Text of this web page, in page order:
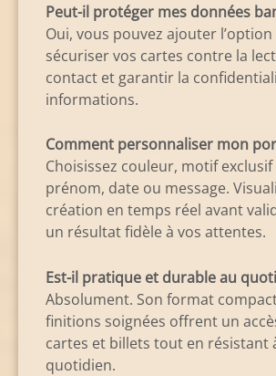
Peut-il protéger mes données
Oui, vous pouvez ajouter l’option
sécuriser vos cartes contre la
contact et garantir la
informations.
Comment personnaliser mon
Choisissez couleur, motif
prénom, date ou message.
création en temps réel avant
un résultat fidèle à vos attentes.
Est-il pratique et durable au
Absolument. Son format
finitions soignées offrent un
cartes et billets tout en résistant
quotidien.